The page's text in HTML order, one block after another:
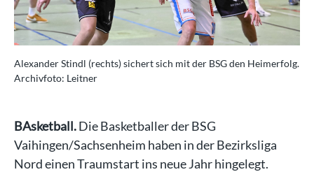
Alexander Stindl (rechts) sichert sich mit der BSG den Heimerfolg.
Archivfoto: Leitner
BAsketball.Die Basketballer der BSG
Vaihingen/Sachsenheim haben in der Bezirksliga
Nord einen Traumstart ins neue Jahr hingelegt.